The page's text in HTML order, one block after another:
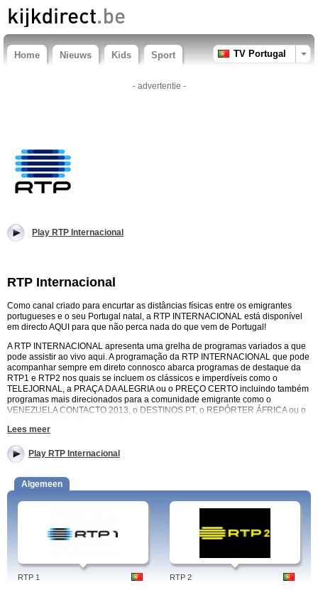
Home Nieuws Kids Sport TV Portugal
- advertentie -
Play RTP Internacional
RTP Internacional
Como canal criado para encurtar as distâncias físicas entre os emigrantes
portugueses e o seu Portugal natal, a RTP INTERNACIONAL está disponível
em directo AQUI para que não perca nada do que vem de Portugal!
A RTP INTERNACIONAL apresenta uma grelha de programas variados a que
pode assistir ao vivo aqui. A programação da RTP INTERNACIONAL que pode
acompanhar sempre em direto connosco abarca programas de destaque da
RTP1 e RTP2 nos quais se incluem os clássicos e imperdíveis como o
TELEJORNAL, a PRAÇA DA ALEGRIA ou o PREÇO CERTO incluindo também
programas mais direcionados para a comunidade emigrante como o
VENEZUELA CONTACTO 2013, o DESTINOS.PT, o REPÓRTER ÁFRICA ou o
que faz parte da rede de canais da Rádio e Televisão Portuguesa com um
público-alvo claramente definido, os emigrantes portugueses espalhados pelo
A RTP INTERNACIONAL está no ar desde Fevereiro de 1992 passando a ter
emissões regulares a partir de 10 de Junho (Dia de Portugal) desse mesmo
que as comunidades de portugueses que vivem no estrangeiro não percam o
A RTP INTERNACIONAL é um canal incontornável no panorama televisivo
português ao qual pode aceder em DIRECTO aqui e em que pode ver todos
Lees meer
Play RTP Internacional
Algemeen
RTP 1 RTP 2